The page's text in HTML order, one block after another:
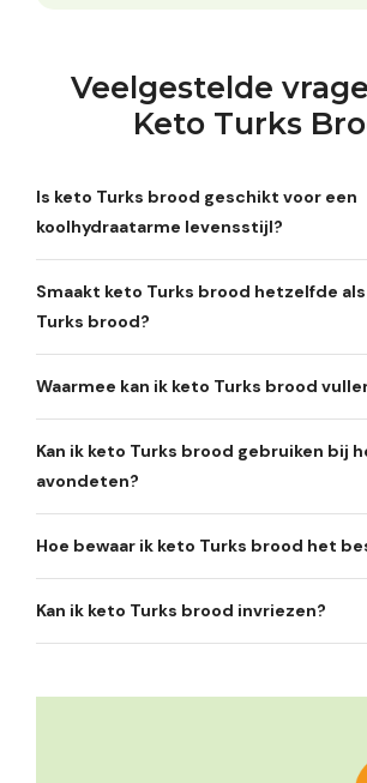
Veelgestelde
Keto Turks
Is keto Turks brood geschikt voor een
koolhydraatarme levensstijl?
Smaakt keto Turks brood hetzelfde
Turks brood?
Waarmee kan ik keto Turks brood
Kan ik keto Turks brood gebruiken bij
avondeten?
Hoe bewaar ik keto Turks brood het
Kan ik keto Turks brood invriezen?